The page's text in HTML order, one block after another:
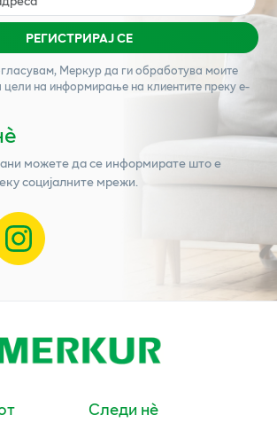
РЕГИСТРИРАЈ СЕ
Меркурда ги обработува моите
цели на информирање на клиентите преку е-
можете да се информирате што е
социјалните мрежи.
Следи нè